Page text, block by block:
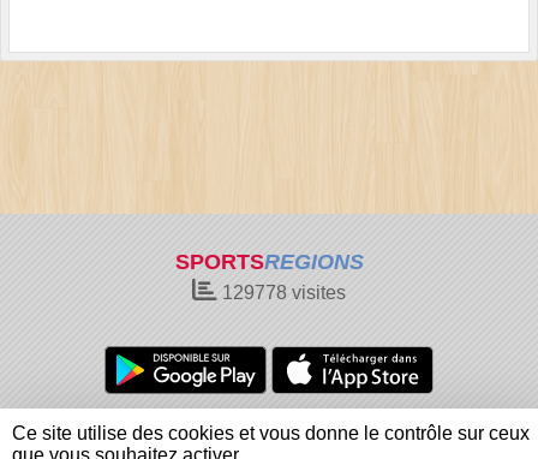
SPORTSREGIONS
129778 visites
Charte cookies
Gestion des cookies
Informations légales
Signaler un contenu inapproprié
Ce site utilise des cookies et vous donne le contrôle sur ceux
que vous souhaitez activer